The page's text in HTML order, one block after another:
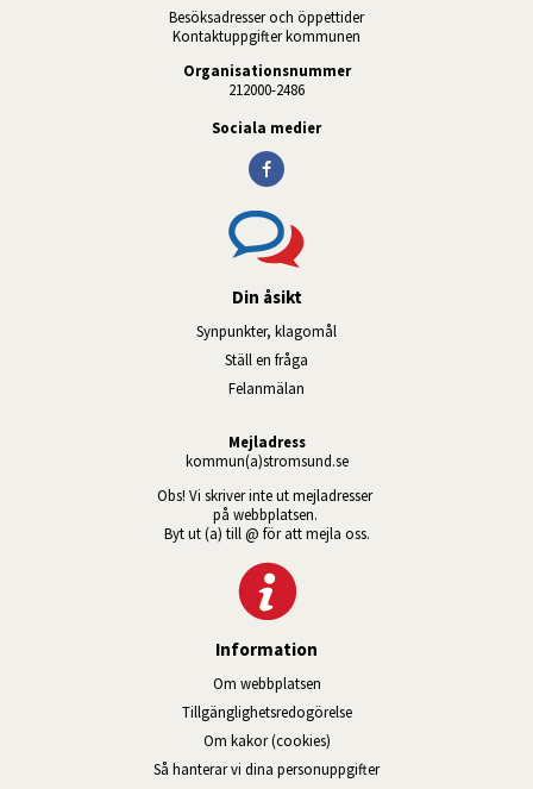
Besöksadresser och öppettider
Kontaktuppgifter kommunen
Organisationsnummer
212000-2486
Sociala medier
Din åsikt
Synpunkter, klagomål
Ställ en fråga
Felanmälan
Mejladress
kommun(a)stromsund.se
Obs! Vi skriver inte ut mejladresser
på webbplatsen.
Byt ut (a) till @ för att mejla oss.
Information
Om webbplatsen
Tillgänglig­hets­redo­görelse
Om kakor (cookies)
Så hanterar vi dina personuppgifter